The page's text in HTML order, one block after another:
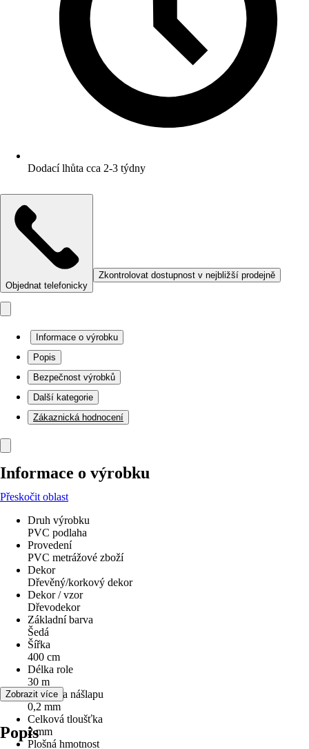
Dodací lhůta cca 2-3 týdny
Objednat telefonicky
Zkontrolovat dostupnost v nejbližší prodejně
Informace o výrobku
Popis
Bezpečnost výrobků
Další kategorie
Zákaznická hodnocení
Informace o výrobku
Přeskočit oblast
Druh výrobku
PVC podlaha
Provedení
PVC metrážové zboží
Dekor
Dřevěný/korkový dekor
Dekor / vzor
Dřevodekor
Základní barva
Šedá
Šířka
400 cm
Délka role
30 m
Tloušťka nášlapu
0,2 mm
Celková tloušťka
2 mm
Plošná hmotnost
Zobrazit více
Popis